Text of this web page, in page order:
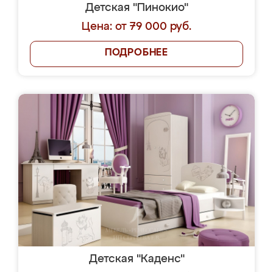
Детская "Пинокио"
Цена: от 79 000 руб.
ПОДРОБНЕЕ
Детская "Каденс"